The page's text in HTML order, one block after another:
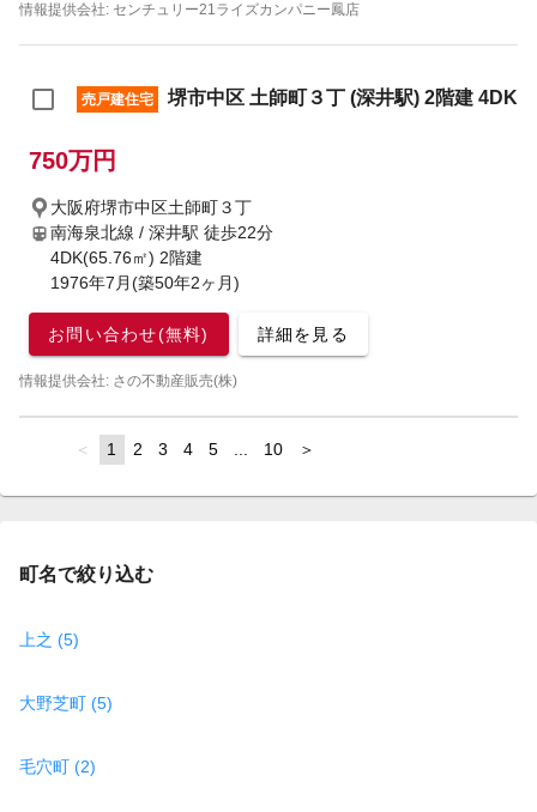
情報提供会社: センチュリー21ライズカンパニー鳳店
売戸建住宅 堺市中区 土師町３丁 (深井駅) 2階建 4DK
750万円
大阪府堺市中区土師町３丁
南海泉北線 / 深井駅 徒歩22分
4DK(65.76㎡) 2階建
1976年7月(築50年2ヶ月)
お問い合わせ(無料) 詳細を見る
情報提供会社: さの不動産販売(株)
page
You're
page
1 page
2 page
3 page
4 page
5 pagepage
10 page
町名で絞り込む
上之 (5)
大野芝町 (5)
毛穴町 (2)